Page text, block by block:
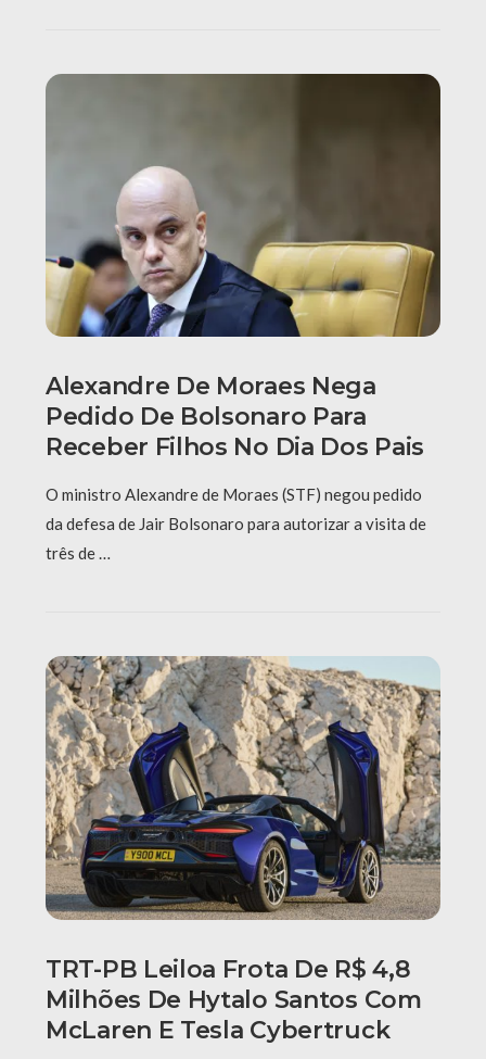
Alexandre De Moraes Nega
Pedido De Bolsonaro Para
Receber Filhos No Dia Dos Pais
O ministro Alexandre de Moraes (STF) negou pedido
da defesa de Jair Bolsonaro para autorizar a visita de
três de …
TRT-PB Leiloa Frota De R$ 4,8
Milhões De Hytalo Santos Com
McLaren E Tesla Cybertruck